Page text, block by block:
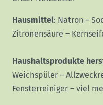
Hausmittel: Natron –
Zitronensäure –
Haushaltsprodukte
Weichspüler –
Fensterreiniger – viel